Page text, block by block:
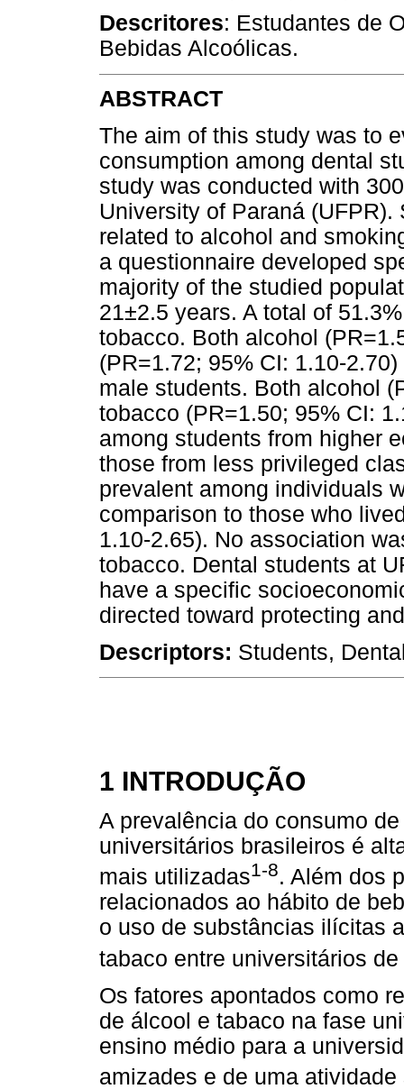
Descritores: Estudantes de
Bebidas Alcoólicas.
ABSTRACT
The aim of this study was to
consumption among dental
study was conducted with
University of Paraná
related to alcohol and
a questionnaire developed
majority of the studied
21±2.5 years. A total of
tobacco. Both alcohol
(PR=1.72; 95% CI: 1.10-
male students. Both alcohol
tobacco (PR=1.50; 95% CI:
among students from higher
those from less privileged
prevalent among individuals
comparison to those who
1.10-2.65). No association
tobacco. Dental students at
have a specific
directed toward protecting
Descriptors: Students,
1 INTRODUÇÃO
A prevalência do consumo
universitários brasileiros é
mais utilizadas1-8. Além dos
relacionados ao hábito de
o uso de substâncias ilícitas
tabaco entre universitários
Os fatores apontados como
de álcool e tabaco na fase
ensino médio para a
amizades e de uma